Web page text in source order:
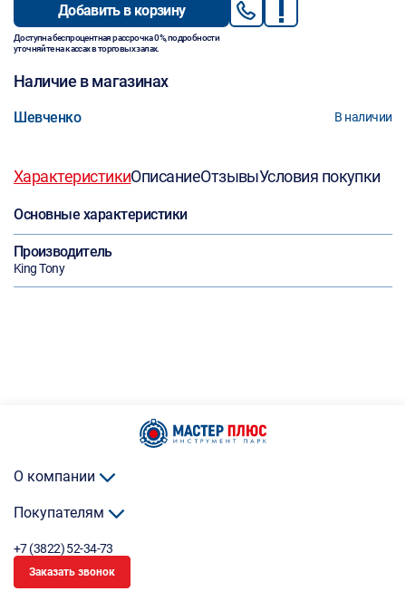
Добавить в корзину
Доступна беспроцентная рассрочка 0%, подробности
уточняйте на кассах в торговых залах.
Наличие в магазинах
Шевченко В наличии
ХарактеристикиОписаниеОтзывыУсловия покупки
Основные характеристики
Производитель
King Tony
О компании
Покупателям
+7 (3822) 52-34-73
Заказать звонок